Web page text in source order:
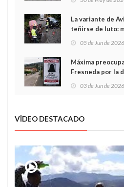
sobrecoste de
cabían por los
La variante de
teñirse de luto:
05 de Jun de 2026
Máxima
Fresneda por la
03 de Jun de 2026
VÍDEO DESTACADO